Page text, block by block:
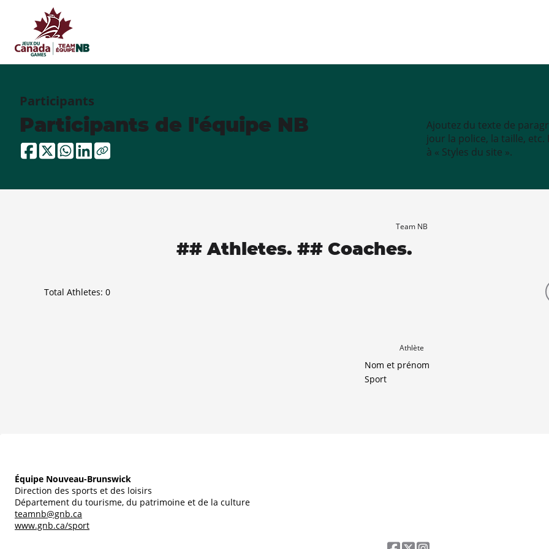
Participants
Participants de l'équipe NB
Ajoutez du texte de
jour la police, la taille,
à « Styles du site ».
Team NB
## Athletes. ## Coaches.
Total Athletes: 0
Athlète
Nom et prénom
Sport
Équipe Nouveau-Brunswick
Direction des sports et des loisirs
Département du tourisme, du patrimoine et de la culture
teamnb@gnb.ca
www.gnb.ca/sport